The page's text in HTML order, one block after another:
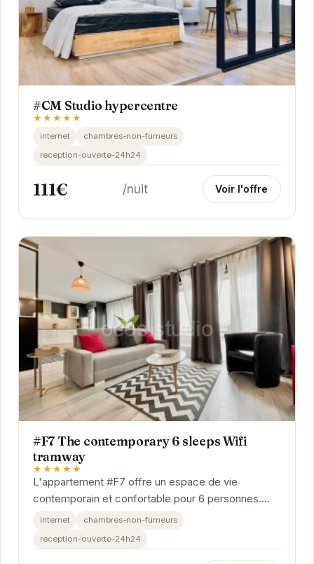
#CM Studio hypercentre
★★★★★
internet
chambres-non-fumeurs
reception-ouverte-24h24
111€ /nuit Voir l'offre
#F7 The contemporary 6 sleeps Wifi
tramway
★★★★★
L'appartement #F7 offre un espace de vie
contemporain et confortable pour 6 personnes.
Idéalement situé à Grenoble, il est équipé d'une...
internet
chambres-non-fumeurs
reception-ouverte-24h24